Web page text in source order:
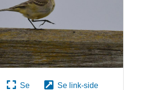
Se
Se link-side